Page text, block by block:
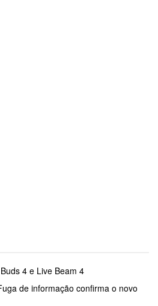
4 e Live Beam 4
de informação confirma o novo